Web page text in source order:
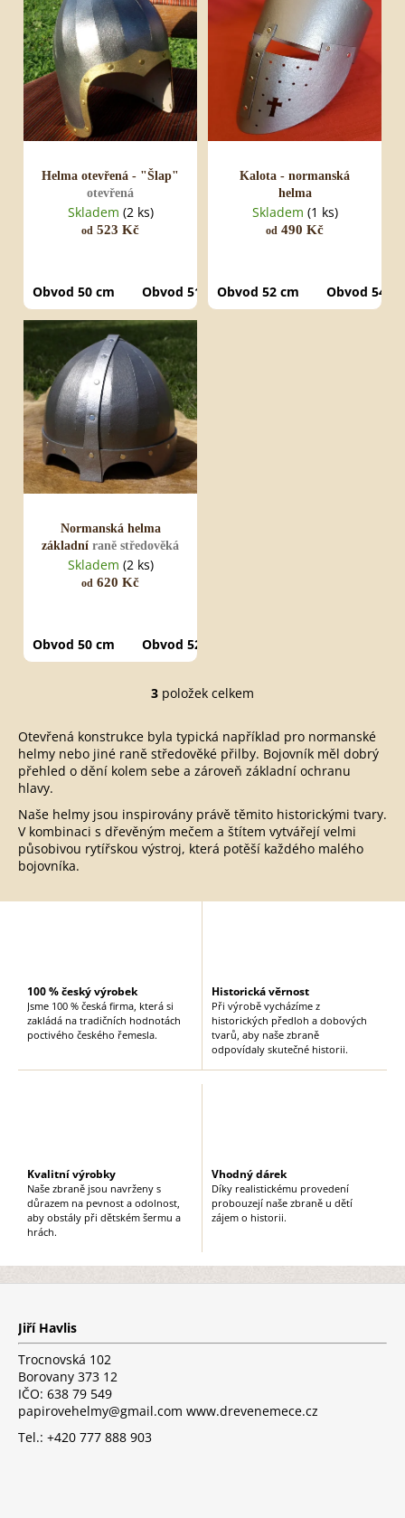
ů
s
p
r
o
d
u
k
Helma otevřená - "Šlap"
otevřená
Skladem (2 ks)
od 523 Kč
Obvod 50 cm Obvod 51 cm Obvod 52 cm
Kalota - normanská
helma
Skladem (1 ks)
od 490 Kč
Obvod 52 cm Obvod 54
Normanská helma
základní raně středověká
Skladem (2 ks)
od 620 Kč
Obvod 50 cm Obvod 52 cm
O
l
á
d
c
í
p
v
p
u
3 položek celkem
Otevřená konstrukce byla typická například pro normanské
helmy nebo jiné raně středověké přilby. Bojovník měl dobrý
přehled o dění kolem sebe a zároveň základní ochranu
hlavy.
Naše helmy jsou inspirovány právě těmito historickými tvary.
V kombinaci s dřevěným mečem a štítem vytvářejí velmi
působivou rytířskou výstroj, která potěší každého malého
bojovníka.
100 % český výrobek
Jsme 100 % česká firma, která si
zakládá na tradičních hodnotách
poctivého českého řemesla.
Historická věrnost
Při výrobě vycházíme z
historických předloh a dobových
tvarů, aby naše zbraně
odpovídaly skutečné historii.
Kvalitní výrobky
Naše zbraně jsou navrženy s
důrazem na pevnost a odolnost,
aby obstály při dětském šermu a
hrách.
Vhodný dárek
Díky realistickému provedení
probouzejí naše zbraně u dětí
zájem o historii.
Z
Jiří Havlis
Trocnovská 102
Borovany 373 12
IČO: 638 79 549
papirovehelmy@gmail.com www.drevenemece.cz
Tel.: +420 777 888 903